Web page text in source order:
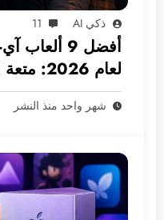
ذكي AI 11
أفضل 9
لعام
ومكان
شهر واحد منذ النشر